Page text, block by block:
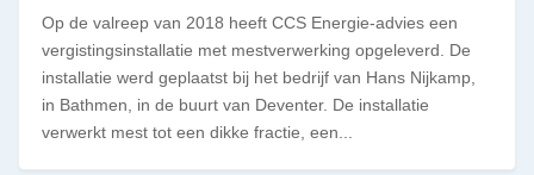
Op de valreep van 2018 heeft CCS Energie-advies een
vergistingsinstallatie met mestverwerking opgeleverd. De
installatie werd geplaatst bij het bedrijf van Hans Nijkamp,
in Bathmen, in de buurt van Deventer. De installatie
verwerkt mest tot een dikke fractie, een...